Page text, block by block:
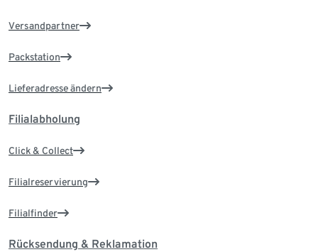
Versandpartner
Packstation
Lieferadresse ändern
Filialabholung
Click & Collect
Filialreservierung
Filialfinder
Rücksendung & Reklamation